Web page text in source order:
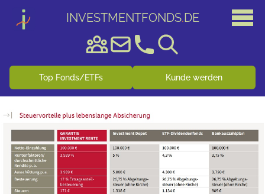
INVESTMENTFONDS.DE
Top Fonds/ETFs Kunde werden